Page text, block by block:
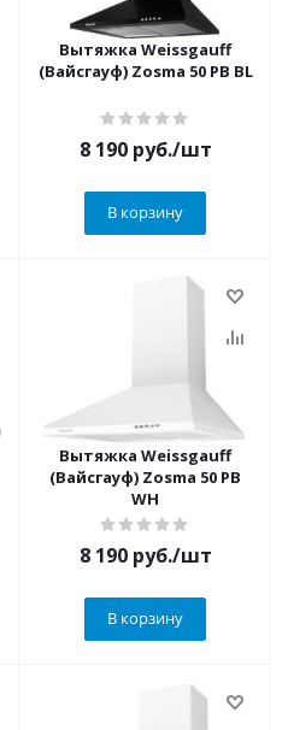
Вытяжка Weissgauff
(Вайсгауф) Zosma 50 PB BL
8 190руб./шт
В корзину
Вытяжка Weissgauff
(Вайсгауф) Zosma 50 PB
WH
8 190руб./шт
В корзину